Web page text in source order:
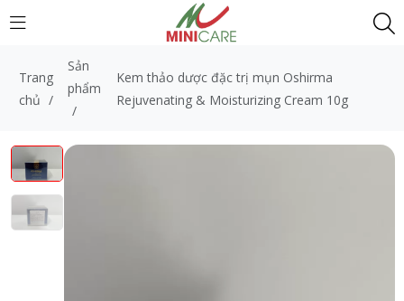
Trang
chủ /
Sản
phẩm
/
Kem thảo dược đặc trị mụn Oshirma
Rejuvenating & Moisturizing Cream 10g